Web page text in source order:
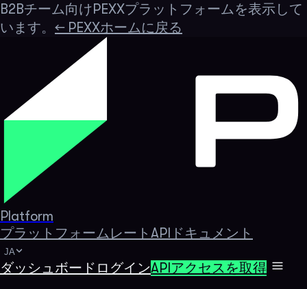
B2Bチーム向けPEXXプラットフォームを表示して
います。 ← PEXXホームに戻る
Platform
プラットフォームレート APIドキュメント
JA
ダッシュボードログインAPIアクセスを取得